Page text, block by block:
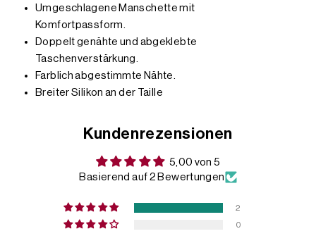
Umgeschlagene Manschette mit
Komfortpassform.
Doppelt genähte und abgeklebte
Taschenverstärkung.
Farblich abgestimmte Nähte.
Breiter Silikon an der Taille
Kundenrezensionen
5,00 von 5
Basierend auf 2 Bewertungen
2
0